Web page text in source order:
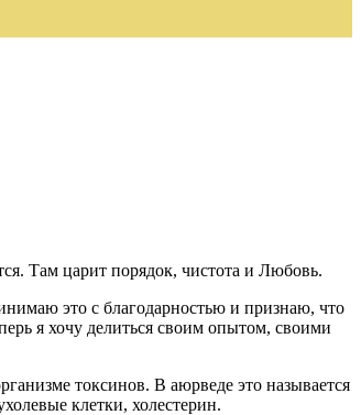
Там царит порядок, чистота и Любовь.
это с благодарностью и признаю, что
я хочу делиться своим опытом, своими
токсинов. В аюрведе это называется
клетки, холестерин.